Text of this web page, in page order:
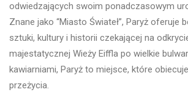
odwiedzających swoim ponadczasowym
Znane jako “Miasto Świateł”, Paryż oferuje
sztuki, kultury i historii czekającej na
majestatycznej Wieży Eiffla po wielkie
kawiarniami, Paryż to miejsce, które
przeżycia.